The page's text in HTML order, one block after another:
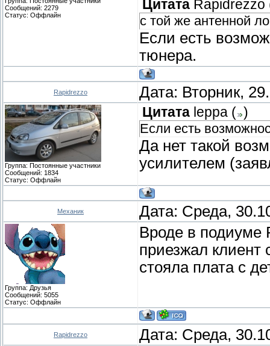
Сообщений: 2279
Статус: Оффлайн
Цитата Rapidrezzo
с той же антенной
Если есть
тюнера.
Rapidrezzo Дата: Вторник,
Группа: Постоянные участники
Сообщений: 1834
Статус: Оффлайн
Цитата leppa ( )
Если есть
Да нет такой
усилителем
Механик Дата: Среда,
Группа: Друзья
Сообщений: 5055
Статус: Оффлайн
Вроде в подиуме
приезжал клиент
стояла плата с
Rapidrezzo Дата: Среда,